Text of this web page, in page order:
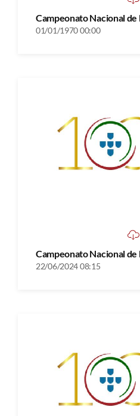
Campeonato Nacional de
01/01/1970 00:00
Campeonato Nacional de
22/06/2024 08:15